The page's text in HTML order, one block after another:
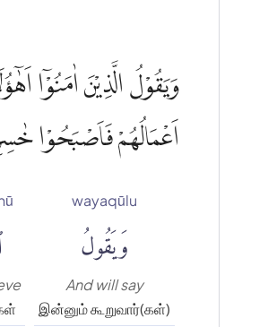
وَيَقُوْلُ الَّذِيْنَ اٰمَنُوْٓا
اَعْمَالُهُمْ فَاَصْبَحُوْا
wayaqūlu
وَيَقُولُ
And will say
இன்னும் கூறுவார்(கள்)